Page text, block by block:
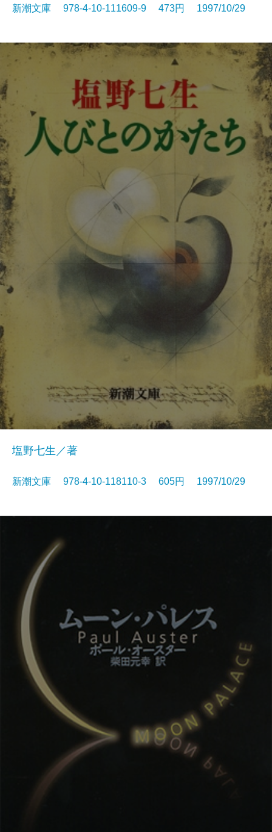
新潮文庫 978-4-10-111609-9 473円 1997/10/29
塩野七生／著
新潮文庫 978-4-10-118110-3 605円 1997/10/29